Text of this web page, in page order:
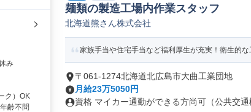
み
ク）OK
年齢不問
麺類の製造工場内作業スタッフ
北海道熊さん株式会社
家族手当や住宅手当など福利厚生が充実！衛生的
〒061-1274北海道北広島市大曲工業団地
月給23万5050円
資格 マイカー通勤ができる方尚可（公共交通